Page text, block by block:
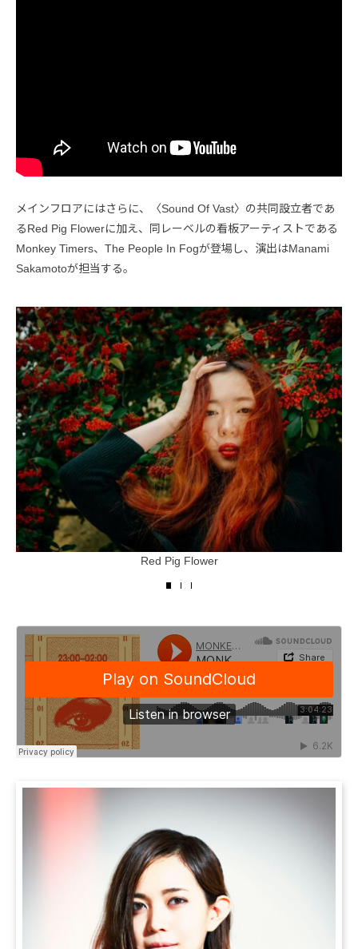
メインフロアにはさらに、〈Sound Of Vast〉の共同設立者であ
るRed Pig Flowerに加え、同レーベルの看板アーティストである
Monkey Timers、The People In Fogが登場し、演出はManami
Sakamotoが担当する。
Red Pig Flower